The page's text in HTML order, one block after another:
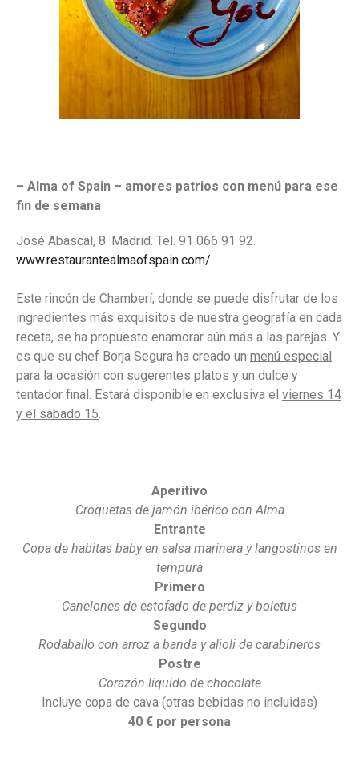
– Alma of Spain – amores patrios con menú para ese
fin de semana
José Abascal, 8. Madrid. Tel. 91 066 91 92.
www.restaurantealmaofspain.com/
Este rincón de Chamberí, donde se puede disfrutar de los
ingredientes más exquisitos de nuestra geografía en cada
receta, se ha propuesto enamorar aún más a las parejas. Y
es que su chef Borja Segura ha creado un menú especial
para la ocasión con sugerentes platos y un dulce y
tentador final. Estará disponible en exclusiva el viernes 14
y el sábado 15.
Aperitivo
Croquetas de jamón ibérico con Alma
Entrante
Copa de habitas baby en salsa marinera y langostinos en
tempura
Primero
Canelones de estofado de perdiz y boletus
Segundo
Rodaballo con arroz a banda y alioli de carabineros
Postre
Corazón líquido de chocolate
Incluye copa de cava (otras bebidas no incluidas)
40 € por persona